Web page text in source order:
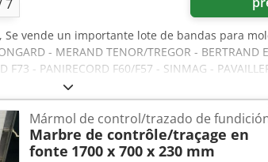
7
, Se vende un importante lote de bandas para
- MERAND TENOR/TREGOR - BERTRAND
F73 - PANIRECORD F60/F57 - SINMAG -
Tcofx Adtock Se venden en kits completos para
- Banda trasera - Banda inferior de refuerzo
Mármol de control/trazado de
Marbre de contrôle/traçage en
fonte 1700 x 700 x 230 mm